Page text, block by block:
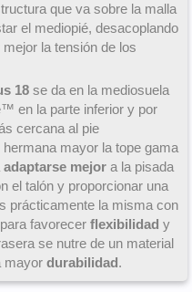
que va sobre la malla
el mediopié, desacoplando
la tensión de los
18 se da en la mediosuela
en la parte inferior y por
cercana al pie
mayor la tope gama
adaptarse mejor a la pisada
el talón y proporcionar una
prácticamente la misma con
favorecer flexibilidad y
se nutre de un material
mayor durabilidad.